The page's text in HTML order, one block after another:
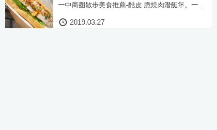
一中商圈散步美食推薦-酷皮 脆燒肉潛艇堡。一...
2019.03.27